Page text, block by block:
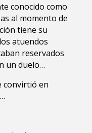
conocido como
al momento de
tiene su
atuendos
reservados
un duelo…
convirtió en